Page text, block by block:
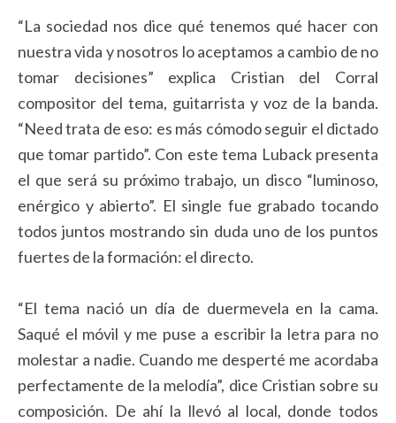
“La sociedad nos dice qué tenemos qué hacer con
nuestra vida y nosotros lo aceptamos a cambio de no
tomar decisiones” explica Cristian del Corral
compositor del tema, guitarrista y voz de la banda.
“Need trata de eso: es más cómodo seguir el dictado
que tomar partido”. Con este tema Luback presenta
el que será su próximo trabajo, un disco “luminoso,
enérgico y abierto”. El single fue grabado tocando
todos juntos mostrando sin duda uno de los puntos
fuertes de la formación: el directo.
“El tema nació un día de duermevela en la cama.
Saqué el móvil y me puse a escribir la letra para no
molestar a nadie. Cuando me desperté me acordaba
perfectamente de la melodía”, dice Cristian sobre su
composición. De ahí la llevó al local, donde todos